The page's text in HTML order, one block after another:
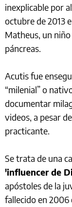
inexplicable por
octubre de 2013
Matheus, un
páncreas.
Acutis fue
“milenial” o
documentar
videos, a pesar
practicante.
Se trata de una
'influencer de
apóstoles de la
fallecido en 2006